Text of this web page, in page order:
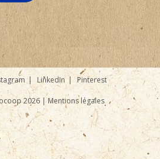
LinkedIn Pinterest
2026 | Mentions légales